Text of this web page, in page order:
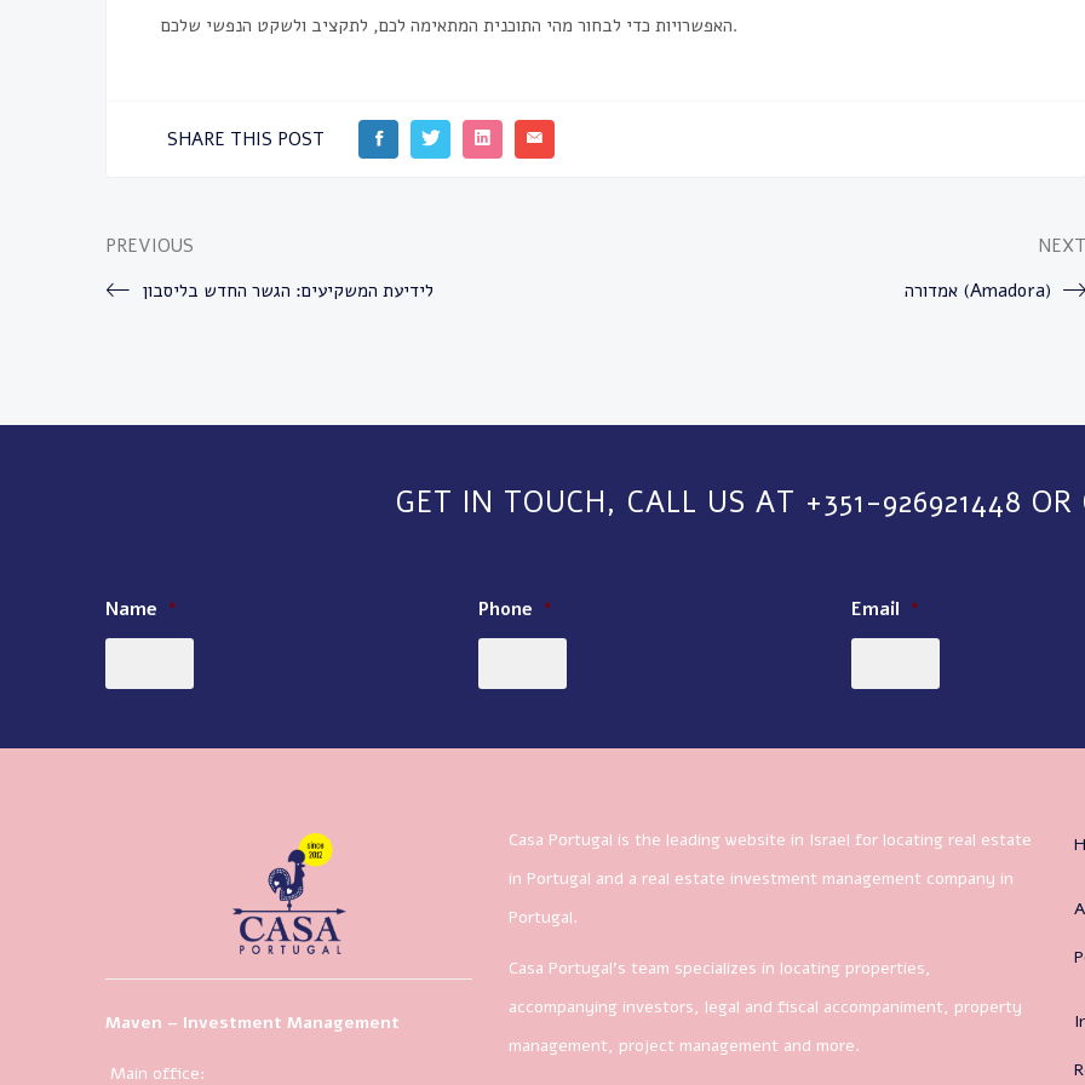
האפשרויות כדי לבחור מהי התוכנית המתאימה לכם, לתקציב ולשקט הנפשי שלכם.
SHARE THIS POST
PREVIOUS
NEXT
אמדורה (Amadora)
GET IN TOUCH, CALL US AT +351-926921448 OR
Name * Phone * Email *
Maven – Investment Management
Main office:
Casa Portugal is the leading website in Israel for locating real estate
in Portugal and a real estate investment management company in
Portugal.
Casa Portugal’s team specializes in locating properties,
accompanying investors, legal and fiscal accompaniment, property
management, project management and more.